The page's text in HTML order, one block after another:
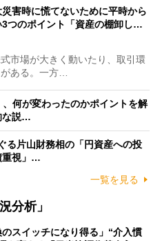
災害時に慌てないために平時から
3つのポイント「資産の棚卸し…
市場が大きく動いたり、取引環
ある。一方…
何が変わったのかポイントを解
な説…
る片山財務相の「円資産への投
重視」…
一覧を見る
分析」
のスイッチになり得る」“介入慣